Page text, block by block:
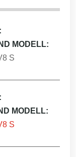
MODELL:
S
MODELL:
S